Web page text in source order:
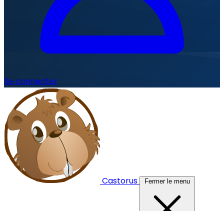
Se connecter
Castorus Fermer le menu